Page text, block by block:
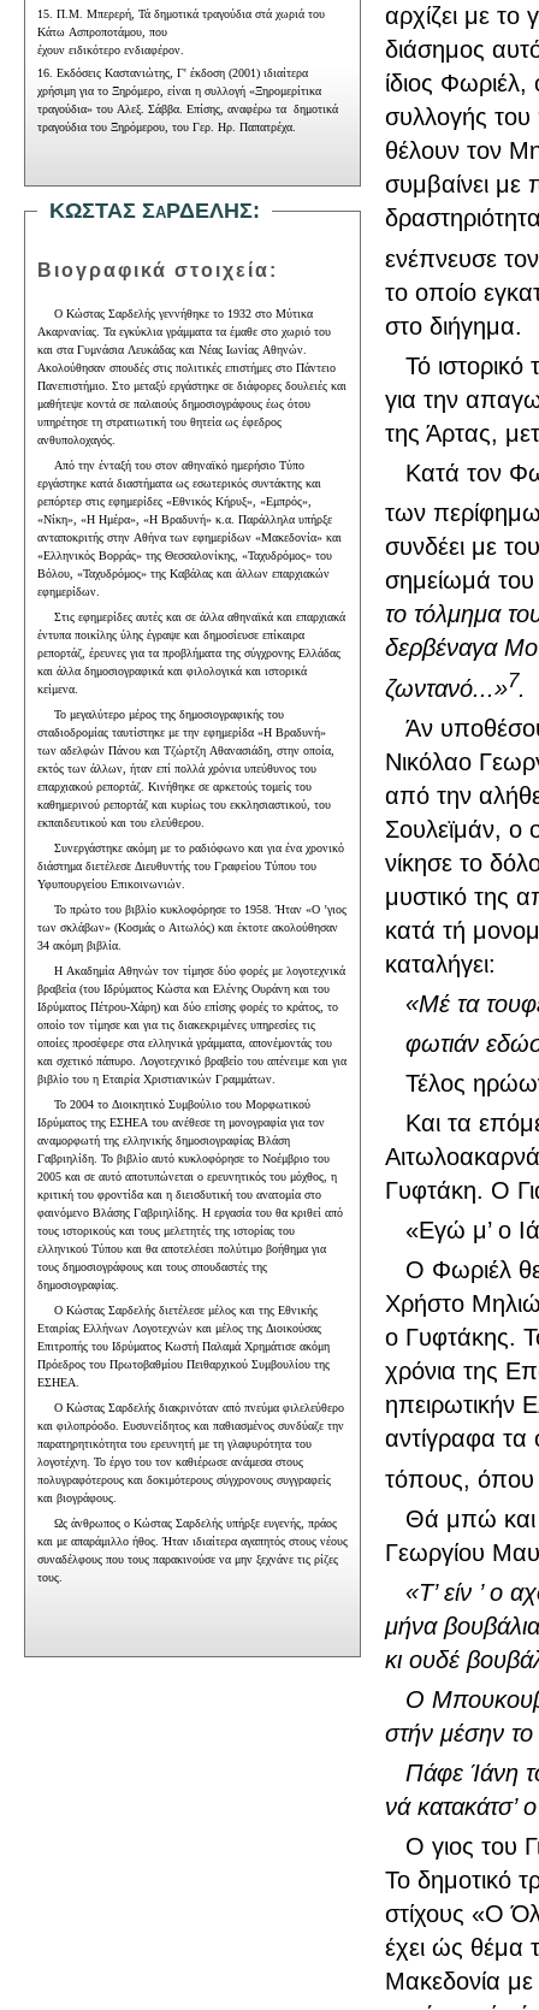
αρχίζει με
διάσημος
ίδιος
συλλογής του
θέλουν τον
συμβαίνει με
ενέπνευσε
το οποίο
στο διήγημα.
Τό ιστορικό
για την
της Άρτας,
Κατά τον
των
συνδέει με
σημείωμά του
το τόλμημα
δερβέναγα
ζωντανό...»7.
Άν
Νικόλαο
από την
Σουλεϊμάν, ο
νίκησε το
μυστικό της
κατά τή
καταλήγει:
«Μέ τα
φωτιάν
Τέλος
Και τα
Γυφτάκη. Ο
«Εγώ μ’ ο
Ο Φωριέλ
Χρήστο
ο Γυφτάκης.
χρόνια της
ηπειρωτικήν
αντίγραφα τα
τόπους, όπου
Θά μπώ και
Γεωργίου
«Τ’ είν ’ ο
μήνα
κι ουδέ
Ο
στήν μέσην
Πάφε Ίάνη
νά κατακάτσ’
Ο γιος του
Το δημοτικό
στίχους «Ο
έχει ώς θέμα
Μακεδονία με
15. Π.Μ. Μπερερή, Τά δημοτικά τραγούδια στά χωριά του
Κάτω Ασπροποτάμου, που
έχουν ειδικότερο ενδιαφέρον.
16. Εκδόσεις Καστανιώτης, Γ' έκδοση (2001) ιδιαίτερα
χρήσιμη για το Ξηρόμερο, είναι η συλλογή «Ξηρομερίτικα
τραγούδια» του Αλεξ. Σάββα. Επίσης, αναφέρω τα δημοτικά
τραγούδια του Ξηρόμερου, του Γερ. Ηρ. Παπατρέχα.
ΚΩΣΤΑΣ ΣaΡΔΕΛΗΣ:
Βιογραφικά στοιχεία:
Ο Κώστας Σαρδελής γεννήθηκε το 1932 στο Μύτικα
Ακαρνανίας. Τα εγκύκλια γράμματα τα έμαθε στο χωριό του
και στα Γυμνάσια Λευκάδας και Νέας Ιωνίας Αθηνών.
Ακολούθησαν σπουδές στις πολιτικές επιστήμες στο Πάντειο
Πανεπιστήμιο. Στο μεταξύ εργάστηκε σε διάφορες δουλειές και
μαθήτεψε κοντά σε παλαιούς δημοσιογράφους έως ότου
υπηρέτησε τη στρατιωτική του θητεία ως έφεδρος
ανθυπολοχαγός.
Από την ένταξή του στον αθηναϊκό ημερήσιο Τύπο
εργάστηκε κατά διαστήματα ως εσωτερικός συντάκτης και
ρεπόρτερ στις εφημερίδες «Εθνικός Κήρυξ», «Εμπρός»,
«Νίκη», «Η Ημέρα», «Η Βραδυνή» κ.α. Παράλληλα υπήρξε
ανταποκριτής στην Αθήνα των εφημερίδων «Μακεδονία» και
«Ελληνικός Βορράς» της Θεσσαλονίκης, «Ταχυδρόμος» του
Βόλου, «Ταχυδρόμος» της Καβάλας και άλλων επαρχιακών
εφημερίδων.
Στις εφημερίδες αυτές και σε άλλα αθηναϊκά και επαρχιακά
έντυπα ποικίλης ύλης έγραψε και δημοσίευσε επίκαιρα
ρεπορτάζ, έρευνες για τα προβλήματα της σύγχρονης Ελλάδας
και άλλα δημοσιογραφικά και φιλολογικά και ιστορικά
κείμενα.
Το μεγαλύτερο μέρος της δημοσιογραφικής του
σταδιοδρομίας ταυτίστηκε με την εφημερίδα «Η Βραδυνή»
των αδελφών Πάνου και Τζώρτζη Αθανασιάδη, στην οποία,
εκτός των άλλων, ήταν επί πολλά χρόνια υπεύθυνος του
επαρχιακού ρεπορτάζ. Κινήθηκε σε αρκετούς τομείς του
καθημερινού ρεπορτάζ και κυρίως του εκκλησιαστικού, του
εκπαιδευτικού και του ελεύθερου.
Συνεργάστηκε ακόμη με το ραδιόφωνο και για ένα χρονικό
διάστημα διετέλεσε Διευθυντής του Γραφείου Τύπου του
Υφυπουργείου Επικοινωνιών.
Το πρώτο του βιβλίο κυκλοφόρησε το 1958. Ήταν «Ο ’γιος
των σκλάβων» (Κοσμάς ο Αιτωλός) και έκτοτε ακολούθησαν
34 ακόμη βιβλία.
Η Ακαδημία Αθηνών τον τίμησε δύο φορές με λογοτεχνικά
βραβεία (του Ιδρύματος Κώστα και Ελένης Ουράνη και του
Ιδρύματος Πέτρου-Χάρη) και δύο επίσης φορές το κράτος, το
οποίο τον τίμησε και για τις διακεκριμένες υπηρεσίες τις
οποίες προσέφερε στα ελληνικά γράμματα, απονέμοντάς του
και σχετικό πάπυρο. Λογοτεχνικό βραβείο του απένειμε και για
βιβλίο του η Εταιρία Χριστιανικών Γραμμάτων.
Το 2004 το Διοικητικό Συμβούλιο του Μορφωτικού
Ιδρύματος της ΕΣΗΕΑ του ανέθεσε τη μονογραφία για τον
αναμορφωτή της ελληνικής δημοσιογραφίας Βλάση
Γαβριηλίδη. Το βιβλίο αυτό κυκλοφόρησε το Νοέμβριο του
2005 και σε αυτό αποτυπώνεται ο ερευνητικός του μόχθος, η
κριτική του φροντίδα και η διεισδυτική του ανατομία στο
φαινόμενο Βλάσης Γαβριηλίδης. Η εργασία του θα κριθεί από
τους ιστορικούς και τους μελετητές της ιστορίας του
ελληνικού Τύπου και θα αποτελέσει πολύτιμο βοήθημα για
τους δημοσιογράφους και τους σπουδαστές της
δημοσιογραφίας.
Ο Κώστας Σαρδελής διετέλεσε μέλος και της Εθνικής
Εταιρίας Ελλήνων Λογοτεχνών και μέλος της Διοικούσας
Επιτροπής του Ιδρύματος Κωστή Παλαμά Χρημάτισε ακόμη
Πρόεδρος του Πρωτοβαθμίου Πειθαρχικού Συμβουλίου της
ΕΣΗΕΑ.
Ο Κώστας Σαρδελής διακρινόταν από πνεύμα φιλελεύθερο
και φιλοπρόοδο. Ευσυνείδητος και παθιασμένος συνδύαζε την
παρατηρητικότητα του ερευνητή με τη γλαφυρότητα του
λογοτέχνη. Το έργο του τον καθιέρωσε ανάμεσα στους
πολυγραφότερους και δοκιμότερους σύγχρονους συγγραφείς
και βιογράφους.
Ως άνθρωπος ο Κώστας Σαρδελής υπήρξε ευγενής, πράος
και με απαράμιλλο ήθος. Ήταν ιδιαίτερα αγαπητός στους νέους
συναδέλφους που τους παρακινούσε να μην ξεχνάνε τις ρίζες
τους.